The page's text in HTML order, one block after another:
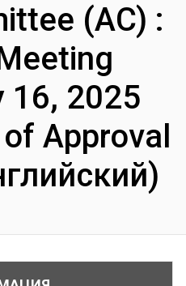
(AC) :
16, 2025
Approval